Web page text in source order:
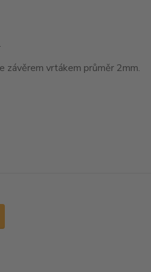
závěrem vrtákem průměr 2mm.